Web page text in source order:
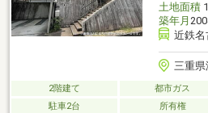
土地面積
築年月
近鉄名
三重県
2階建て 都市ガス
駐車2台
所有権